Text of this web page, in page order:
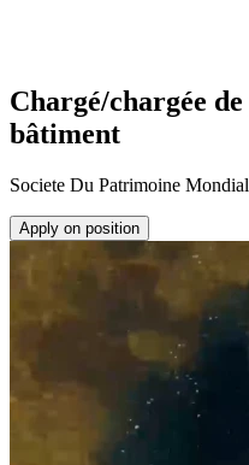
Chargé/chargée
bâtiment
Societe Du Patrimoine
Apply on position